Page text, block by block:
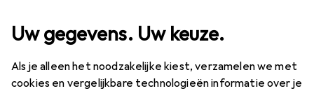
Uw gegevens. Uw keuze.
Als je alleen het noodzakelijke kiest, verzamelen we met
cookies en vergelijkbare technologieën informatie over je
Meter Mitutoyo Diepte schuifmaat
MitutoyoDiepte schuifmaat
30 cm